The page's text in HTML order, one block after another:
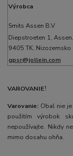
Výrobca
Smits Assen B.V
Diepstroeten 1, Assen,
9405 TK,
gpsr@jollein.com
VAROVANIE!
Varovanie: Obal nie
použitím výrobok
nepoužívajte. Nikdy
mimo dosahu ohňa.